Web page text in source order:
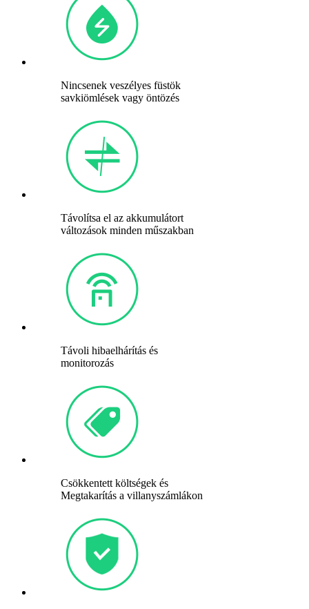
Nincsenek veszélyes füstök
savkiömlések vagy öntözés
Távolítsa el az akkumulátort
változások minden műszakban
Távoli hibaelhárítás és
monitorozás
Csökkentett költségek és
Megtakarítás a villanyszámlákon